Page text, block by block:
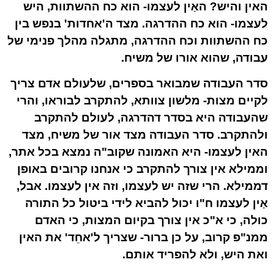
האין והיש? האַין לעצמו- הוא כח ההשתוות, היש
לעצמו- הוא כח ההדרגה. מצד ה'אחדות' בנפש בין
כח ההשתוות וכח ההדרגה, מתגלה מהלך פנימי של
עבודה, שהוא אורו של משיח.
סדר העבודה שמבואר בספרים, שלעולם אדם צריך
לקיים מצות- מלשון צוותא, להתקרב לבוראו, והרי
שהעבודה היא בסדר דהדרגה, לעולם להתקרב
ולהתקרב. סדר העבודה מצד אור של משיח, מצד
האין לעצמו- היא האמונה שקוב"ה נמצא בכל אתר,
וממילא אין צורך להתקרב כי אנחנו קרובים באופן
דממילא. הרי שזה יש לעצמו, וזה אין לעצמו. אבל,
אַין לעצמו ח"ו יכול להביא לידי ביטול כל התורה
כולה, כי א"כ אין צורך בקיום המצות, כי האדם
ממנ"פ קרוב, על כן ברור- שצריך ל'אחֵד' את האין
ואת היש, ולא להפריד אותם.